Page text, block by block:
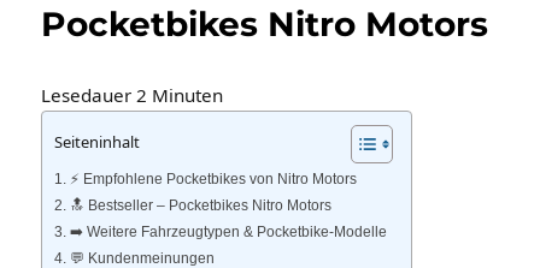
Pocketbikes Nitro Motors
Lesedauer 2 Minuten
Seiteninhalt
⚡️ Empfohlene Pocketbikes von Nitro Motors
🔝 Bestseller – Pocketbikes Nitro Motors
➡️ Weitere Fahrzeugtypen & Pocketbike‑Modelle
💬 Kundenmeinungen